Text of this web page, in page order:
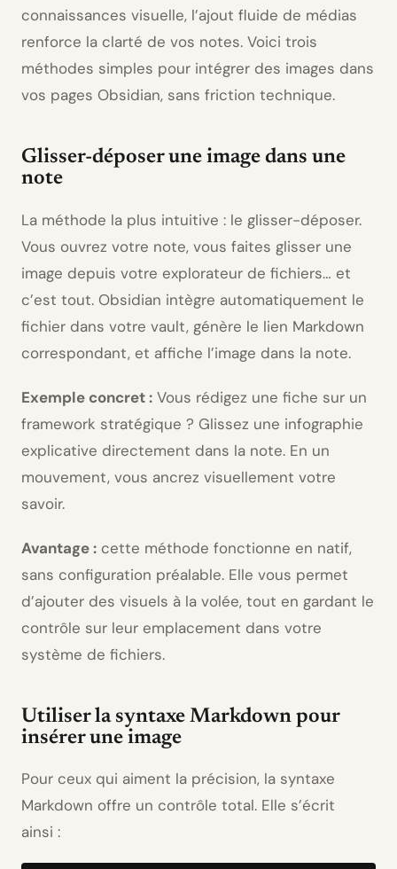
connaissances visuelle, l’ajout fluide de médias
renforce la clarté de vos notes. Voici trois
méthodes simples pour intégrer des images dans
vos pages Obsidian, sans friction technique.
Glisser-déposer une image dans une
note
La méthode la plus intuitive : le glisser-déposer.
Vous ouvrez votre note, vous faites glisser une
image depuis votre explorateur de fichiers… et
c’est tout. Obsidian intègre automatiquement le
fichier dans votre vault, génère le lien Markdown
correspondant, et affiche l’image dans la note.
Exemple concret : Vous rédigez une fiche sur un
framework stratégique ? Glissez une infographie
explicative directement dans la note. En un
mouvement, vous ancrez visuellement votre
savoir.
Avantage : cette méthode fonctionne en natif,
sans configuration préalable. Elle vous permet
d’ajouter des visuels à la volée, tout en gardant le
contrôle sur leur emplacement dans votre
système de fichiers.
Utiliser la syntaxe Markdown pour
insérer une image
Pour ceux qui aiment la précision, la syntaxe
Markdown offre un contrôle total. Elle s’écrit
ainsi :